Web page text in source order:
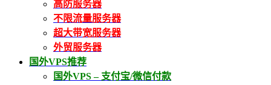
高防服务器
不限流量服务器
超大带宽服务器
外贸服务器
国外VPS推荐
国外VPS – 支付宝/微信付款